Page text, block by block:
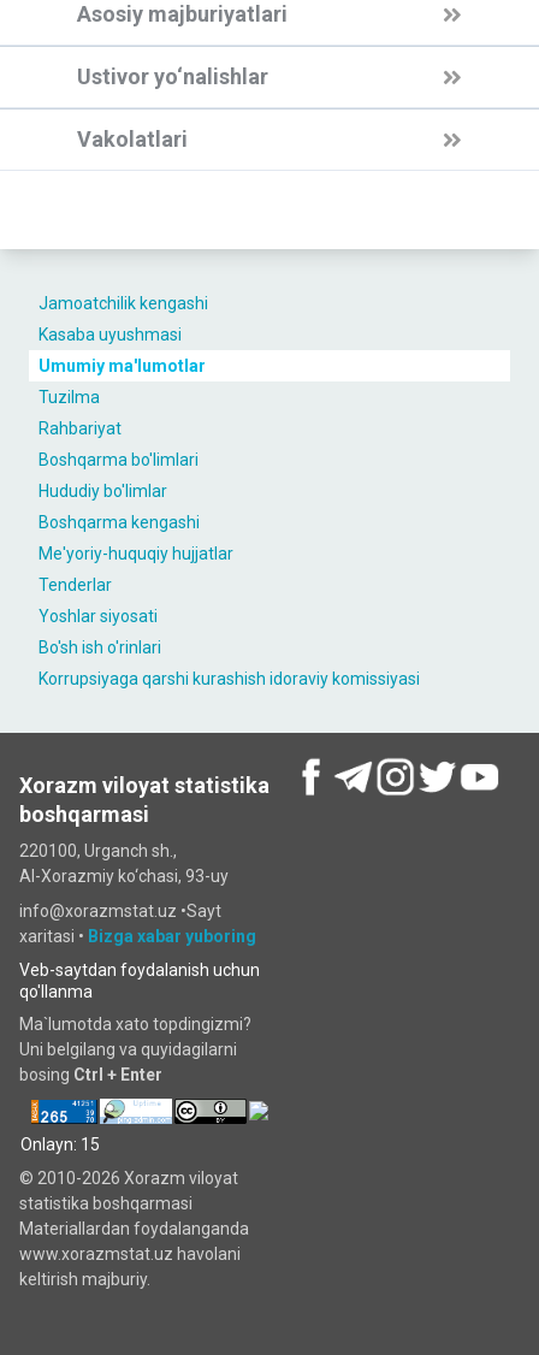
Jamoatchilik kengashi
Kasaba uyushmasi
Umumiy ma'lumotlar
Tuzilma
Rahbariyat
Boshqarma bo'limlari
Hududiy bo'limlar
Boshqarma kengashi
Me'yoriy-huquqiy hujjatlar
Tenderlar
Yoshlar siyosati
Bo'sh ish o'rinlari
Korrupsiyaga qarshi kurashish idoraviy komissiyasi
Asosiy majburiyatlari
Ustivor yo‘nalishlar
Vakolatlari
Xorazm viloyat statistika
boshqarmasi
220100, Urganch sh.,
Al-Xorazmiy ko‘chаsi, 93-uy
info@xorazmstat.uz •Sayt
xaritasi • Bizga xabar yuboring
Veb-saytdan foydalanish uchun
qo'llanma
Ma`lumotda xato topdingizmi?
Uni belgilang va quyidagilarni
bosing Ctrl + Enter
Onlayn: 15
© 2010-2026 Xorazm viloyat
statistika boshqarmasi
Materiallardan foydalanganda
www.xorazmstat.uz havolani
keltirish majburiy.